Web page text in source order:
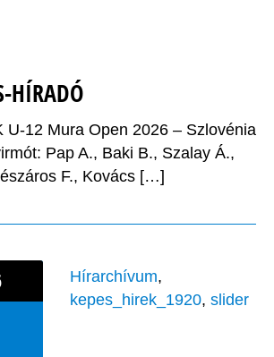
HÍRADÓ
U-12 Mura Open 2026 – Szlovénia
Pap A., Baki B., Szalay Á.,
F., Kovács […]
Hírarchívum,
kepes_hirek_1920, slider